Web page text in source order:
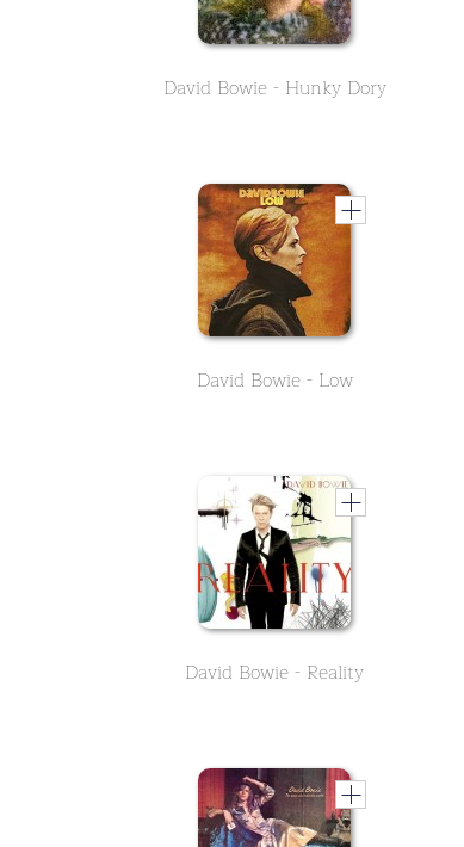
David Bowie - Hunky Dory
David Bowie - Low
David Bowie - Reality